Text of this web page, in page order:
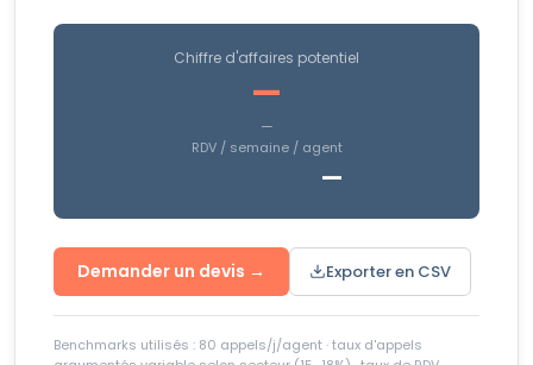
Chiffre d'affaires potentiel
—
—
RDV / semaine / agent
—
Demander un devis → Exporter en CSV
Benchmarks utilisés : 80 appels/j/agent · taux d'appels